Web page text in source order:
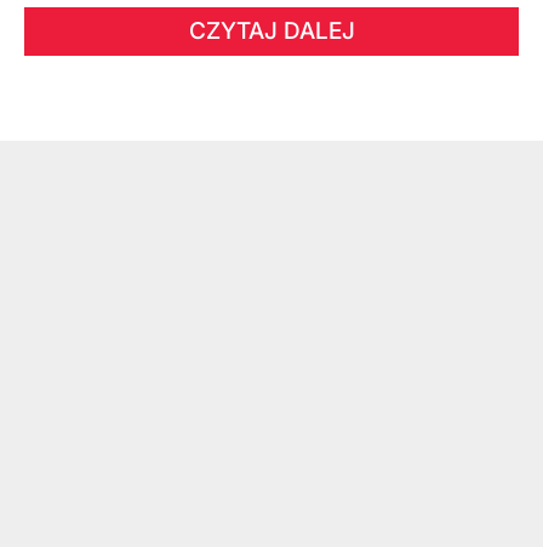
CZYTAJ DALEJ